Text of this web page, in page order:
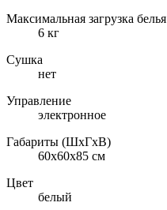
Максимальная загрузка белья
6 кг
Сушка
нет
Управление
электронное
Габариты (ШxГxВ)
60x60x85 см
Цвет
белый